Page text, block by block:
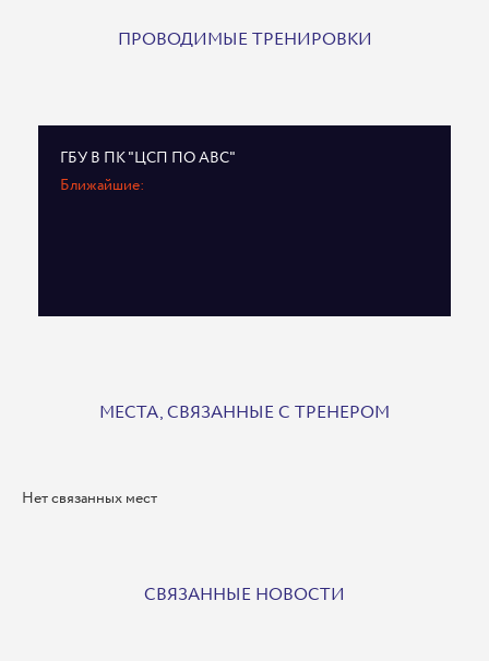
ПРОВОДИМЫЕ ТРЕНИРОВКИ
ГБУ В ПК "ЦСП ПО АВС"
Ближайшие:
МЕСТА, СВЯЗАННЫЕ С ТРЕНЕРОМ
Нет связанных мест
СВЯЗАННЫЕ НОВОСТИ